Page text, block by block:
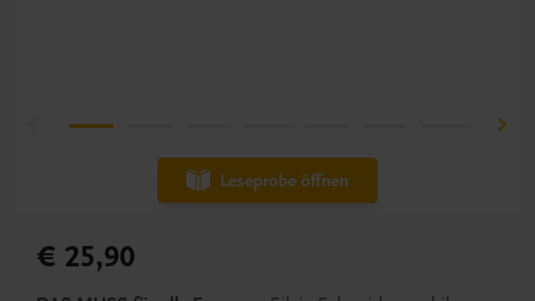
Leseprobe öffnen
€ 25,90